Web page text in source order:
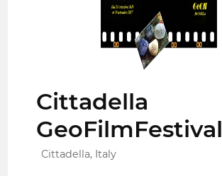
Cittadella
GeoFilmFestival
Cittadella, Italy